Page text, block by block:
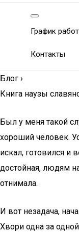
График
Контакты
Блог ›
Книга наузы
Был у меня такой
хороший человек.
искал, готовился и
достойная, людям
отнимала.
И вот незадача,
Хвори одна за